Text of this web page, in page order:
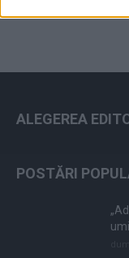
ALEGEREA
POSTĂRI